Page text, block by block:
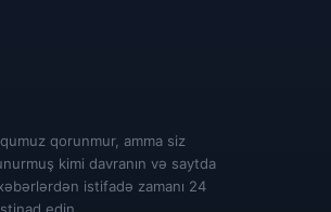
qorunmur, amma siz
kimi davranın və saytda
istifadə zamanı 24